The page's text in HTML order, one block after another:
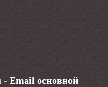
В
- Email основной